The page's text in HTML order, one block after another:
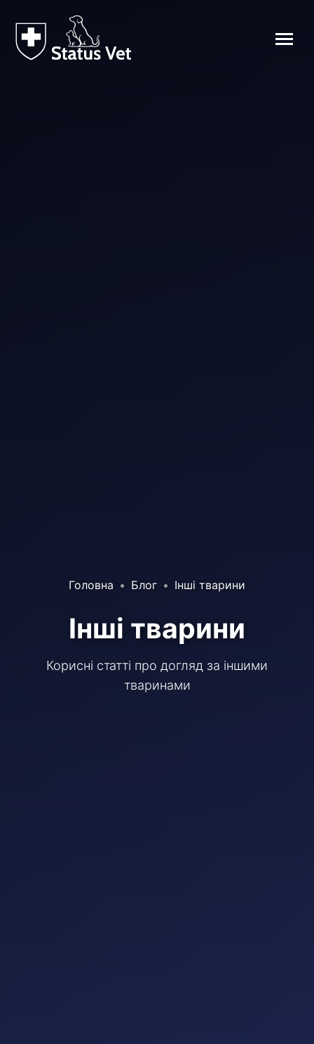
Головна Блог Інші тварини
Інші тварини
Корисні статті про догляд за іншими
тваринами